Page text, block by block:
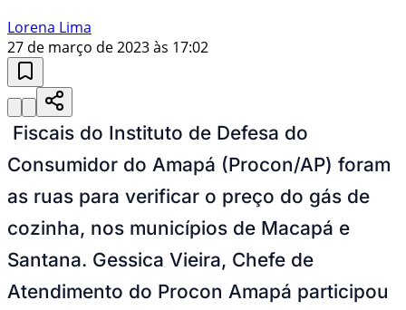
Lorena Lima
27 de março de 2023 às 17:02
Fiscais do Instituto de Defesa do
Consumidor do Amapá (Procon/AP) foram
as ruas para verificar o preço do gás de
cozinha, nos municípios de Macapá e
Santana. Gessica Vieira, Chefe de
Atendimento do Procon Amapá participou